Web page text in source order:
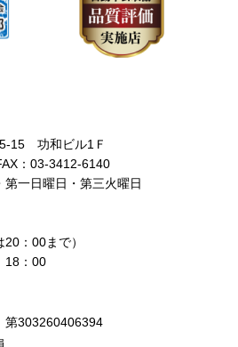
15 功和ビル1Ｆ
：03-3412-6140
第一日曜日・第三火曜日
20：00まで）
18：00
303260406394